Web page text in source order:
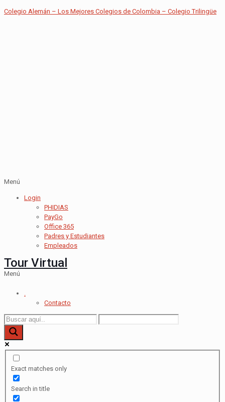
Colegio Alemán – Los Mejores Colegios de Colombia – Colegio Trilingüe
Menú
Login
PHIDIAS
PayGo
Office 365
Padres y Estudiantes
Empleados
Tour Virtual
Menú
.
Contacto
Exact matches only
Search in title